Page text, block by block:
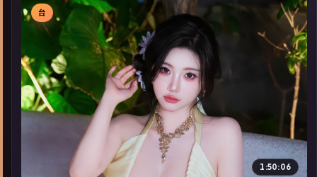
▶
台
1:50:06